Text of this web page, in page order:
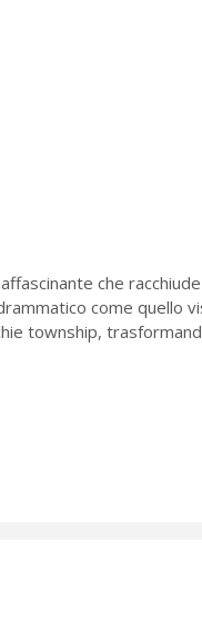
che
come quello
township,